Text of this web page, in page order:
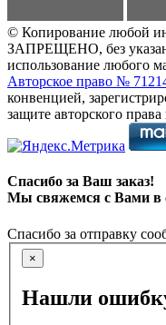
© Копирование любой
ЗАПРЕЩЕНО, без
использование любого
Авторское право №
конвенцией,
защите авторского
Спасибо за Ваш заказ!
Мы свяжемся с Вами в
Спасибо за отправку
×
Нашли